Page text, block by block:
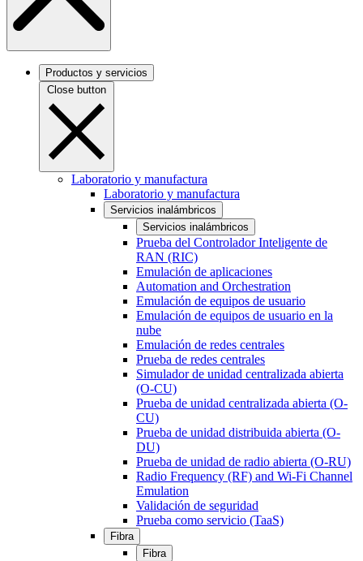
Productos y servicios
Close button
Laboratorio y manufactura
Laboratorio y manufactura
Servicios inalámbricos
Servicios inalámbricos
Prueba del Controlador Inteligente de
RAN (RIC)
Emulación de aplicaciones
Automation and Orchestration
Emulación de equipos de usuario
Emulación de equipos de usuario en la
nube
Emulación de redes centrales
Prueba de redes centrales
Simulador de unidad centralizada abierta
(O-CU)
Prueba de unidad centralizada abierta (O-
CU)
Prueba de unidad distribuida abierta (O-
DU)
Prueba de unidad de radio abierta (O-RU)
Radio Frequency (RF) and Wi-Fi Channel
Emulation
Validación de seguridad
Prueba como servicio (TaaS)
Fibra
Fibra